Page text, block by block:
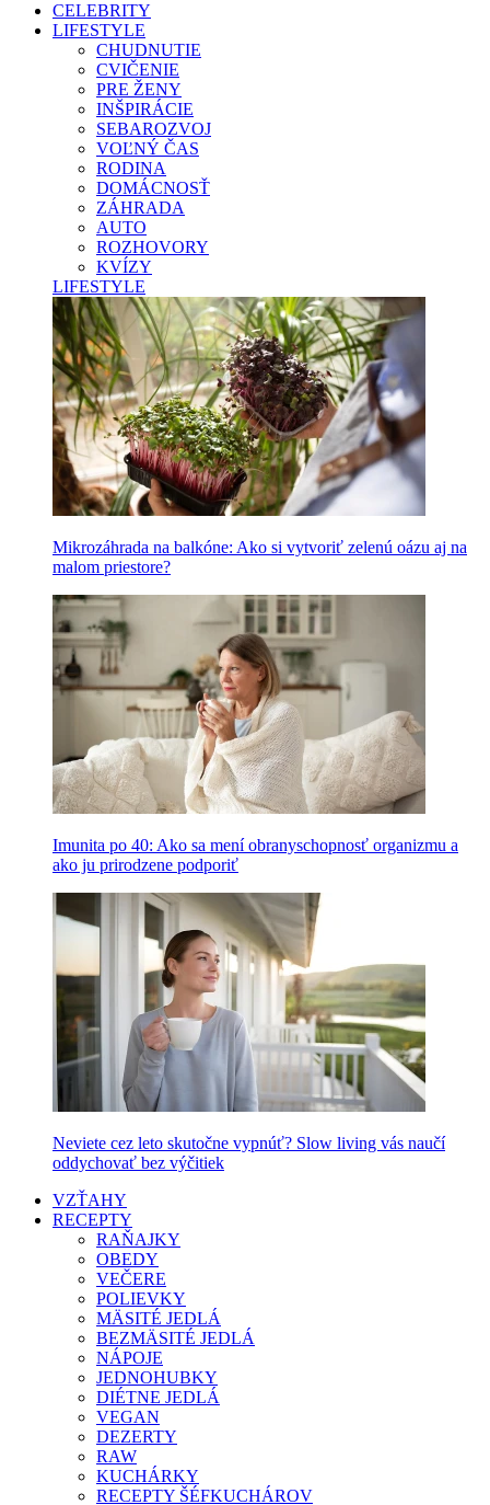
CELEBRITY
LIFESTYLE
CHUDNUTIE
CVIČENIE
PRE ŽENY
INŠPIRÁCIE
SEBAROZVOJ
VOĽNÝ ČAS
RODINA
DOMÁCNOSŤ
ZÁHRADA
AUTO
ROZHOVORY
KVÍZY
LIFESTYLE
Mikrozáhrada na balkóne: Ako si vytvoriť zelenú oázu aj na
malom priestore?
Imunita po 40: Ako sa mení obranyschopnosť organizmu a
ako ju prirodzene podporiť
Neviete cez leto skutočne vypnúť? Slow living vás naučí
oddychovať bez výčitiek
VZŤAHY
RECEPTY
RAŇAJKY
OBEDY
VEČERE
POLIEVKY
MÄSITÉ JEDLÁ
BEZMÄSITÉ JEDLÁ
NÁPOJE
JEDNOHUBKY
DIÉTNE JEDLÁ
VEGAN
DEZERTY
RAW
KUCHÁRKY
RECEPTY ŠÉFKUCHÁROV